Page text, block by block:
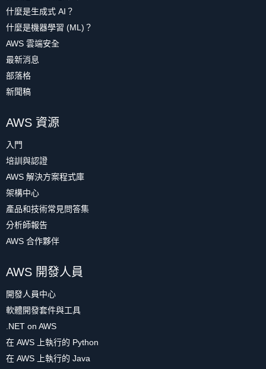
什麼是生成式 AI？
什麼是機器學習 (ML)？
AWS 雲端安全
最新消息
部落格
新聞稿
AWS 資源
入門
培訓與認證
AWS 解決方案程式庫
架構中心
產品和技術常見問答集
分析師報告
AWS 合作夥伴
AWS 開發人員
開發人員中心
軟體開發套件與工具
.NET on AWS
在 AWS 上執行的 Python
在 AWS 上執行的 Java